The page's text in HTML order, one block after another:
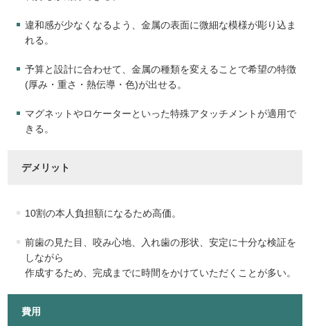
違和感が少なくなるよう、金属の表面に微細な模様が彫り込ま
れる。
予算と設計に合わせて、金属の種類を変えることで希望の特徴
(厚み・重さ・熱伝導・色)が出せる。
マグネットやロケーターといった特殊アタッチメントが適用で
きる。
デメリット
10割の本人負担額になるため高価。
前歯の見た目、咬み心地、入れ歯の形状、安定に十分な検証を
しながら
作成するため、完成までに時間をかけていただくことが多い。
費用